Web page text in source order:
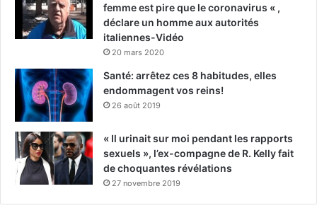
femme est pire que le coronavirus « ,
déclare un homme aux autorités
italiennes-Vidéo
20 mars 2020
Santé: arrêtez ces 8 habitudes, elles
endommagent vos reins!
26 août 2019
« Il urinait sur moi pendant les rapports
sexuels », l’ex-compagne de R. Kelly fait
de choquantes révélations
27 novembre 2019